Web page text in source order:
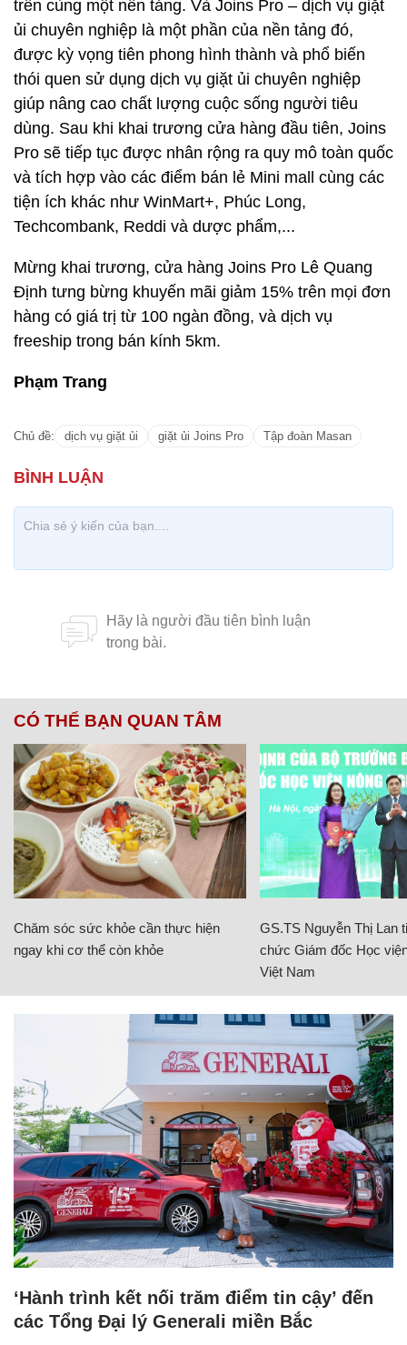
trên cùng một nền tảng. Và Joins Pro – dịch vụ giặt
ủi chuyên nghiệp là một phần của nền tảng đó,
được kỳ vọng tiên phong hình thành và phổ biến
thói quen sử dụng dịch vụ giặt ủi chuyên nghiệp
giúp nâng cao chất lượng cuộc sống người tiêu
dùng. Sau khi khai trương cửa hàng đầu tiên, Joins
Pro sẽ tiếp tục được nhân rộng ra quy mô toàn quốc
và tích hợp vào các điểm bán lẻ Mini mall cùng các
tiện ích khác như WinMart+, Phúc Long,
Techcombank, Reddi và dược phẩm,...
Mừng khai trương, cửa hàng Joins Pro Lê Quang
Định tưng bừng khuyến mãi giảm 15% trên mọi đơn
hàng có giá trị từ 100 ngàn đồng, và dịch vụ
freeship trong bán kính 5km.
Phạm Trang
Chủ đề: dịch vụ giặt ủi giặt ủi Joins Pro Tập đoàn Masan
CÓ THỂ BẠN QUAN TÂM
Chăm sóc sức khỏe cần thực hiện
ngay khi cơ thể còn khỏe
GS.TS Nguyễn Thị Lan
chức Giám đốc Học
Việt Nam
‘Hành trình kết nối trăm điểm tin cậy’ đến
các Tổng Đại lý Generali miền Bắc